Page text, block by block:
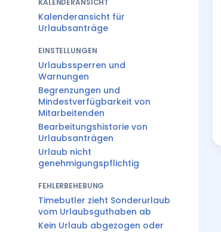
KALENDERANSICHT
Kalenderansicht für
Urlaubsanträge
EINSTELLUNGEN
Urlaubssperren und
Warnungen
Begrenzungen und
Mindestverfügbarkeit von
Mitarbeitenden
Bearbeitungshistorie von
Urlaubsanträgen
Urlaub nicht
genehmigungspflichtig
FEHLERBEHEBUNG
Timebutler zieht Sonderurlaub
vom Urlaubsguthaben ab
Kein Urlaub abgezogen oder